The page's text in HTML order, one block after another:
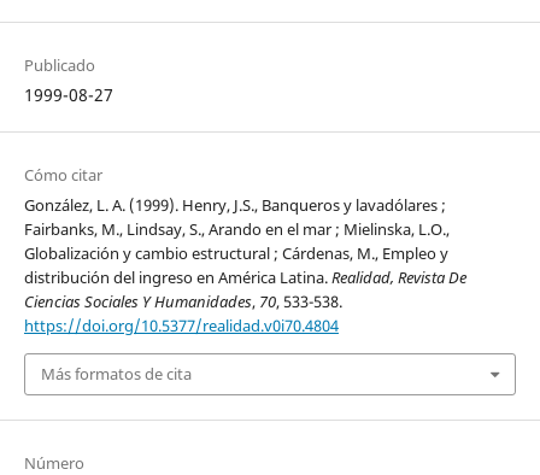
Publicado
1999-08-27
Cómo citar
González, L. A. (1999). Henry, J.S., Banqueros y lavadólares ;
Fairbanks, M., Lindsay, S., Arando en el mar ; Mielinska, L.O.,
Globalización y cambio estructural ; Cárdenas, M., Empleo y
distribución del ingreso en América Latina.Realidad, Revista De
Ciencias Sociales Y Humanidades, 70, 533-538.
https://doi.org/10.5377/realidad.v0i70.4804
Más formatos de cita
Número